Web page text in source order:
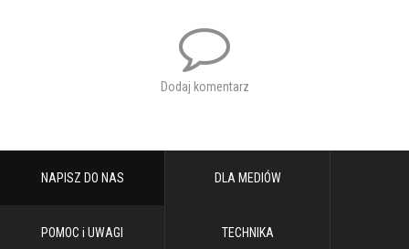
Dodaj komentarz
NAPISZ DO NAS DLA MEDIÓW
POMOC i UWAGI TECHNIKA